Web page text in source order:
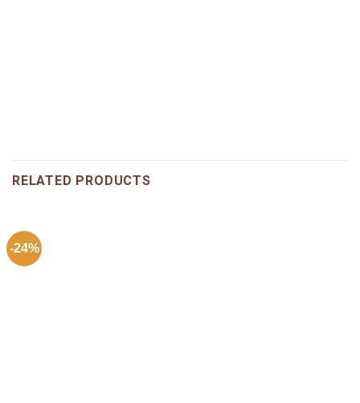
RELATED PRODUCTS
-24%